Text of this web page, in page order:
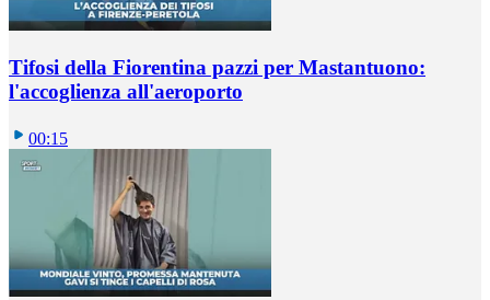
Tifosi della Fiorentina pazzi per Mastantuono:
l'accoglienza all'aeroporto
00:15